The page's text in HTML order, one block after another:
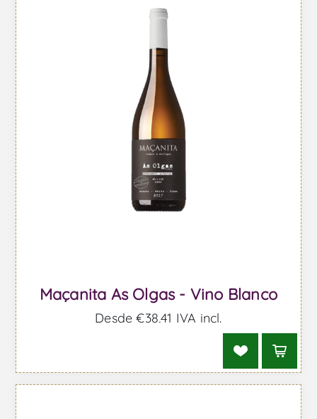
Maçanita As Olgas - Vino Blanco
Desde €38,41 IVA incl.